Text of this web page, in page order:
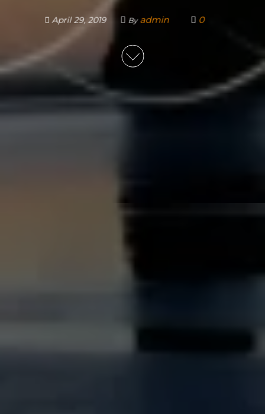
April 29, 2019 By admin 0